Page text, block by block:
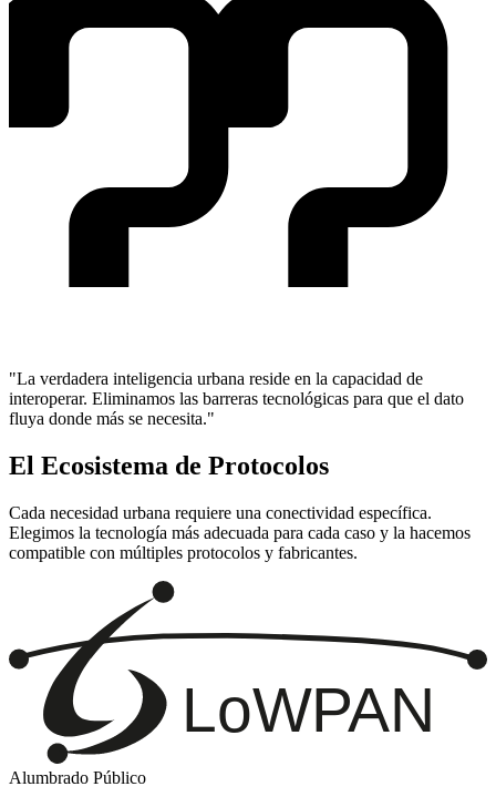
"La verdadera inteligencia urbana reside en la capacidad de
interoperar. Eliminamos las barreras tecnológicas para que el dato
fluya donde más se necesita."
El Ecosistema de Protocolos
Cada necesidad urbana requiere una conectividad específica.
Elegimos la tecnología más adecuada para cada caso y la hacemos
compatible con múltiples protocolos y fabricantes.
Alumbrado Público